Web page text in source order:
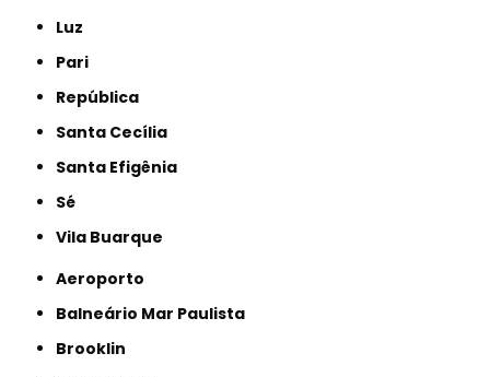
Luz
Pari
República
Santa Cecília
Santa Efigênia
Sé
Vila Buarque
Aeroporto
Balneário Mar Paulista
Brooklin